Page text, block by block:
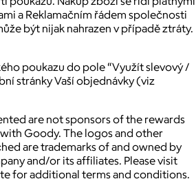
a Reklamačním řádem společnosti
být nijak nahrazen v případě ztráty.
poukazu do pole “Využít slevový /
stránky Vaší objednávky (viz
are not sponsors of the rewards
Goody. The logos and other
are trademarks of and owned by
and/or its affiliates. Please visit
for additional terms and conditions.